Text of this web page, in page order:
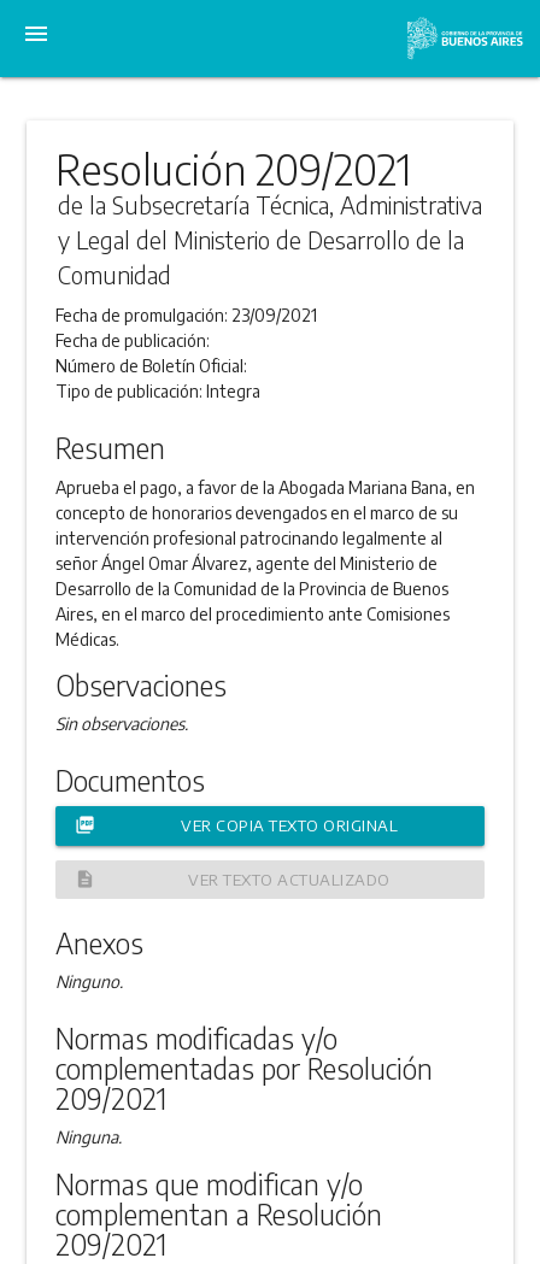
menu
Resolución 209/2021
de la Subsecretaría Técnica, Administrativa
y Legal del Ministerio de Desarrollo de la
Comunidad
Fecha de promulgación: 23/09/2021
Fecha de publicación:
Número de Boletín Oficial:
Tipo de publicación:Integra
Resumen
Aprueba el pago, a favor de la Abogada Mariana Bana, en
concepto de honorarios devengados en el marco de su
intervención profesional patrocinando legalmente al
señor Ángel Omar Álvarez, agente del Ministerio de
Desarrollo de la Comunidad de la Provincia de Buenos
Aires, en el marco del procedimiento ante Comisiones
Médicas.
Observaciones
Sin observaciones.
Documentos
picture_as_pdf VER COPIA TEXTO ORIGINAL
description VER TEXTO ACTUALIZADO
Anexos
Ninguno.
Normas modificadas y/o
complementadas por Resolución
209/2021
Ninguna.
Normas que modifican y/o
complementan a Resolución
209/2021